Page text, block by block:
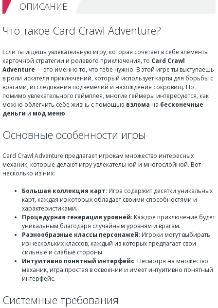
ОПИСАНИЕ
Что такое Card Crawl Adventure?
Если ты ищешь увлекательную игру, которая сочетает в себе элементы
карточной стратегии и ролевого приключения, то Card Crawl
Adventure — это именно то, что тебе нужно. В этой игре ты выступаешь
в роли искателя приключений, который использует карты для борьбы с
врагами, исследования подземелий и нахождения сокровищ. Но
помимо увлекательного геймплея, многие геймеры интересуются, как
можно облегчить себе жизнь с помощью взлома на бесконечные
деньги и мод меню.
Основные особенности игры
Card Crawl Adventure предлагает игрокам множество интересных
механик, которые делают игру увлекательной и многослойной. Вот
несколько из них:
Большая коллекция карт: Игра содержит десятки уникальных
карт, каждая из которых обладает своими способностями и
характеристиками.
Процедурная генерация уровней: Каждое приключение будет
уникальным благодаря случайным уровням и врагам.
Разнообразные классы персонажей: Игроки могут выбирать
из нескольких классов, каждый из которых предлагает свои
сильные и слабые стороны.
Интуитивно понятный интерфейс: Несмотря на множество
механик, игра простая в освоении и имеет интуитивно понятный
интерфейс.
Системные требования